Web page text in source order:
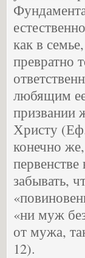
как в
превратно
любящим
призвании
Христу
конечно
забывать,
«ни муж
от мужа,
12).